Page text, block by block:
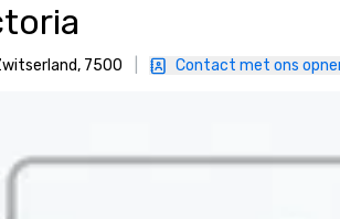
7500 Contact met ons